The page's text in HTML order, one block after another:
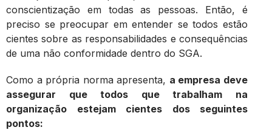
conscientização em todas as pessoas. Então, é
preciso se preocupar em entender se todos estão
cientes sobre as responsabilidades e consequências
de uma não conformidade dentro do SGA.
Como a própria norma apresenta, a empresa deve
assegurar que todos que trabalham na
organização estejam cientes dos seguintes
pontos: